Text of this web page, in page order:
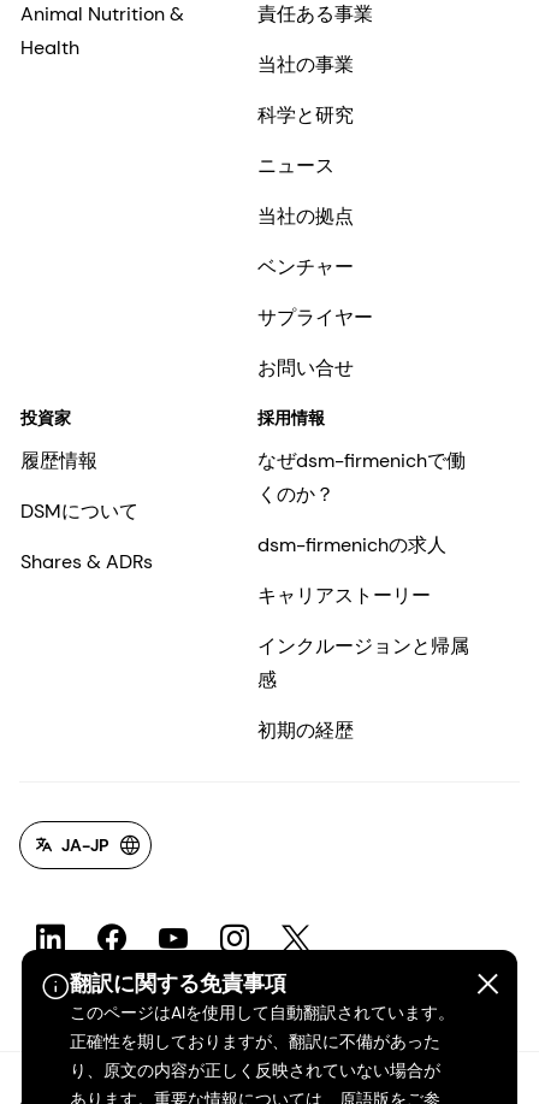
翻訳に関する免責事項
このページはAIを使用して自動翻訳されています。
正確性を期しておりますが、翻訳に不備があった
り、原文の内容が正しく反映されていない場合が
あります。重要な情報については、原語版をご参
Animal Nutrition &
Health
責任ある事業
当社の事業
科学と研究
ニュース
当社の拠点
ベンチャー
サプライヤー
お問い合せ
投資家
履歴情報
DSMについて
Shares & ADRs
採用情報
なぜdsm-firmenichで働
くのか？
dsm-firmenichの求人
キャリアストーリー
インクルージョンと帰属
感
初期の経歴
JA-JP